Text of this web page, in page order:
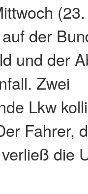
der
und der
Zwei
Lkw
Fahrer,
die